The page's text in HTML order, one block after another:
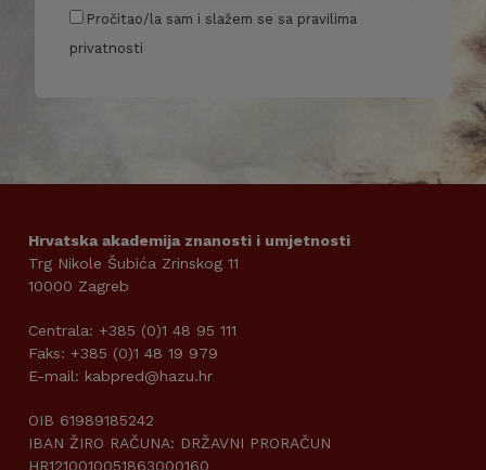
Pročitao/la sam i slažem se sa pravilima
privatnosti
Hrvatska akademija znanosti i umjetnosti
Trg Nikole Šubića Zrinskog 11
10000 Zagreb
Centrala: +385 (0)1 48 95 111
Faks: +385 (0)1 48 19 979
E-mail: kabpred@hazu.hr
OIB 61989185242
IBAN ŽIRO RAČUNA: DRŽAVNI PRORAČUN
HR1210010051863000160